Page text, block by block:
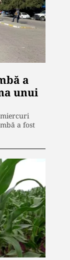
a
unui
a fost